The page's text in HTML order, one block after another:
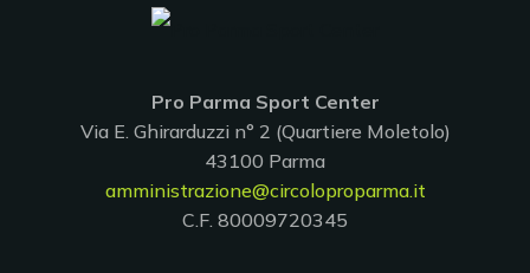
Pro Parma Sport Center
Via E. Ghirarduzzi n° 2 (Quartiere Moletolo)
43100 Parma
amministrazione@circoloproparma.it
C.F. 80009720345